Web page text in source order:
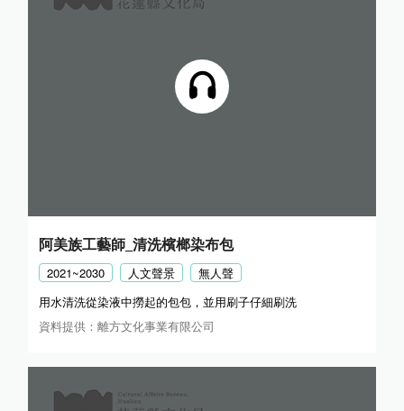
阿美族工藝師_清洗檳榔染布包
2021~2030 人文聲景
無人聲
用水清洗從染液中撈起的包包，並用刷子仔細刷洗
資料提供：離方文化事業有限公司